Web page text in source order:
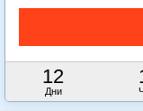
12
Дни